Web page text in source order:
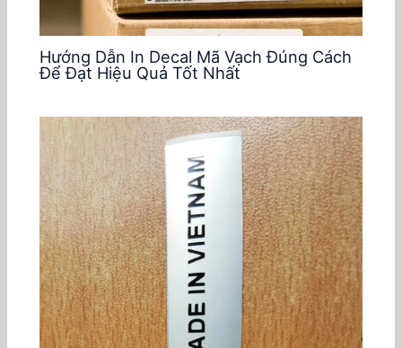
Hướng Dẫn In Decal Mã Vạch Đúng Cách
Để Đạt Hiệu Quả Tốt Nhất